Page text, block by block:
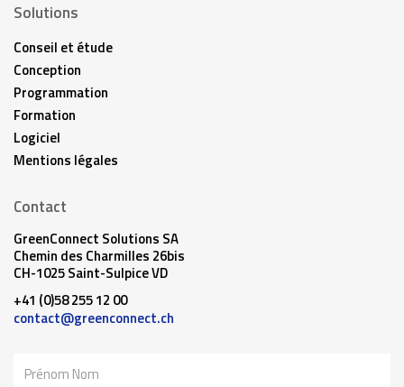
Solutions
Conseil et étude
Conception
Programmation
Formation
Logiciel
Mentions légales
Contact
GreenConnect Solutions SA
Chemin des Charmilles 26bis
CH-1025 Saint-Sulpice VD
+41 (0)58 255 12 00
contact@greenconnect.ch